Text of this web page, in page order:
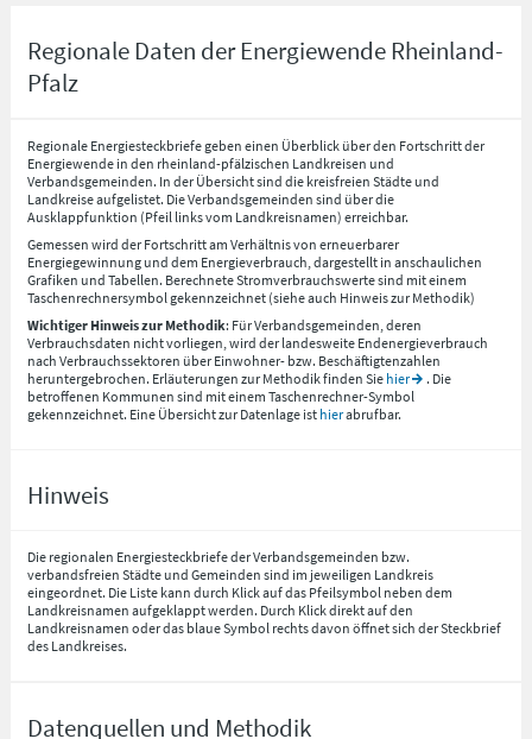
Regionale Daten der Energiewende Rheinland-
Pfalz
Regionale Energiesteckbriefe geben einen Überblick über den Fortschritt der
Energiewende in den rheinland-pfälzischen Landkreisen und
Verbandsgemeinden. In der Übersicht sind die kreisfreien Städte und
Landkreise aufgelistet. Die Verbandsgemeinden sind über die
Ausklappfunktion (Pfeil links vom Landkreisnamen) erreichbar.
Gemessen wird der Fortschritt am Verhältnis von erneuerbarer
Energiegewinnung und dem Energieverbrauch, dargestellt in anschaulichen
Grafiken und Tabellen. Berechnete Stromverbrauchswerte sind mit einem
Taschenrechnersymbol gekennzeichnet (siehe auch Hinweis zur Methodik)
Wichtiger Hinweis zur Methodik: Für Verbandsgemeinden, deren
Verbrauchsdaten nicht vorliegen, wird der landesweite Endenergieverbrauch
nach Verbrauchssektoren über Einwohner- bzw. Beschäftigtenzahlen
heruntergebrochen. Erläuterungen zur Methodik finden Sie hier
. Die
betroffenen Kommunen sind mit einem Taschenrechner-Symbol
gekennzeichnet. Eine Übersicht zur Datenlage ist hierabrufbar.
Hinweis
Die regionalen Energiesteckbriefe der Verbandsgemeinden bzw.
verbandsfreien Städte und Gemeinden sind im jeweiligen Landkreis
eingeordnet. Die Liste kann durch Klick auf das Pfeilsymbol neben dem
Landkreisnamen aufgeklappt werden. Durch Klick direkt auf den
Landkreisnamen oder das blaue Symbol rechts davon öffnet sich der Steckbrief
des Landkreises.
Datenquellen und Methodik